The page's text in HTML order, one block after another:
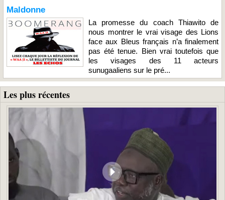
Maldonne
La promesse du coach Thiawito de
nous montrer le vrai visage des Lions
face aux Bleus français n’a finalement
pas été tenue. Bien vrai toutefois que
les visages des 11 acteurs
sunugaaliens sur le pré...
Les plus récentes